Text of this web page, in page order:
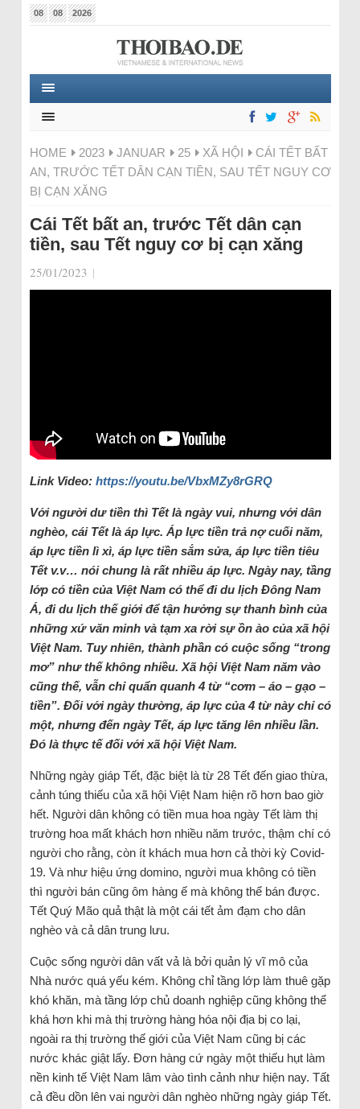
08 08 2026
HOME 2023 JANUAR 25 XÃ HỘI
CÁI TẾT BẤT
AN, TRƯỚC TẾT DÂN CẠN TIỀN, SAU TẾT NGUY CƠ
BỊ CẠN XĂNG
Cái Tết bất an, trước Tết dân cạn
tiền, sau Tết nguy cơ bị cạn xăng
25/01/2023 |
Link Video: https://youtu.be/VbxMZy8rGRQ
Với người dư tiền thì Tết là ngày vui, nhưng với dân
nghèo, cái Tết là áp lực. Áp lực tiền trả nợ cuối năm,
áp lực tiền lì xì, áp lực tiền sắm sửa, áp lực tiền tiêu
Tết v.v… nói chung là rất nhiều áp lực. Ngày nay, tầng
lớp có tiền của Việt Nam có thể đi du lịch Đông Nam
Á, đi du lịch thế giới để tận hưởng sự thanh bình của
những xứ văn minh và tạm xa rời sự ồn ào của xã hội
Việt Nam. Tuy nhiên, thành phần có cuộc sống “trong
mơ” như thế không nhiều. Xã hội Việt Nam năm vào
cũng thế, vẫn chỉ quẩn quanh 4 từ “cơm – áo – gạo –
tiền”. Đối với ngày thường, áp lực của 4 từ này chỉ có
một, nhưng đến ngày Tết, áp lực tăng lên nhiều lần.
Đó là thực tế đối với xã hội Việt Nam.
Những ngày giáp Tết, đặc biệt là từ 28 Tết đến giao thừa,
cảnh túng thiếu của xã hội Việt Nam hiện rõ hơn bao giờ
hết. Người dân không có tiền mua hoa ngày Tết làm thị
trường hoa mất khách hơn nhiều năm trước, thậm chí có
người cho rằng, còn ít khách mua hơn cả thời kỳ Covid-
19. Và như hiệu ứng domino, người mua không có tiền
thì người bán cũng ôm hàng ế mà không thể bán được.
Tết Quý Mão quả thật là một cái tết ảm đạm cho dân
nghèo và cả dân trung lưu.
Cuộc sống người dân vất vả là bởi quản lý vĩ mô của
Nhà nước quá yếu kém. Không chỉ tầng lớp làm thuê gặp
khó khăn, mà tầng lớp chủ doanh nghiệp cũng không thể
khá hơn khi mà thị trường hàng hóa nội địa bị co lại,
ngoài ra thị trường thế giới của Việt Nam cũng bị các
nước khác giật lấy. Đơn hàng cứ ngày một thiếu hụt làm
nền kinh tế Việt Nam lâm vào tình cảnh như hiện nay. Tất
cả đều dồn lên vai người dân nghèo những ngày giáp Tết.